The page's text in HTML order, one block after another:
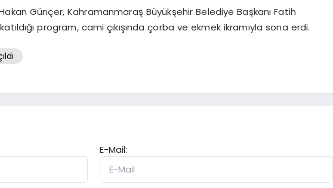
Günçer, Kahramanmaraş Büyükşehir Belediye Başkanı Fatih
program, cami çıkışında çorba ve ekmek ikramıyla sona erdi.
E-Mail: